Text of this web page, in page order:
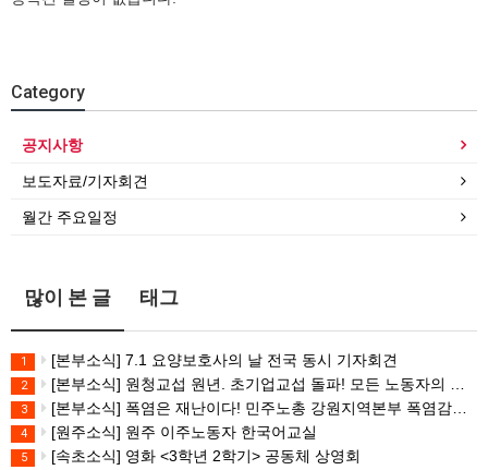
Category
공지사항
보도자료/기자회견
월간 주요일정
많이 본 글 태그
1 [본부소식] 7.1 요양보호사의 날 전국 동시 기자회견
2 [본부소식] 원청교섭 원년. 초기업교섭 돌파! 모든 노동자의 노동기본권 쟁취! 민주노총 7.15 총파업대회
3 [본부소식] 폭염은 재난이다! 민주노총 강원지역본부 폭염감시단 선포 기자회견
4 [원주소식] 원주 이주노동자 한국어교실
5 [속초소식] 영화 <3학년 2학기> 공동체 상영회